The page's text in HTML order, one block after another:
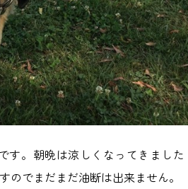
す。朝晩は涼しくなってきました
のでまだまだ油断は出来ません。